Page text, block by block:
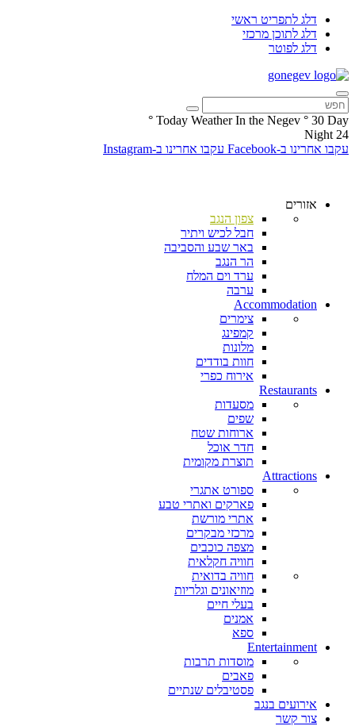
דלג לתפריט ראשי
דלג לתוכן מרכזי
דלג לפוטר
Today Weather In the Negev ° 30 Day
°
24
Night
עקבו אחרינו ב-Facebook
עקבו אחרינו ב-Instagram
אזורים
צפון הנגב
חבל לכיש ויתיר
באר שבע והסביבה
הר הנגב
ערד וים המלח
ערבה
Accommodation
צימרים
קמפינג
מלונות
חוות בודדים
אירוח כפרי
Restaurants
מסעדות
שפים
ארוחות שטח
חדר אוכל
תוצרת מקומית
Attractions
ספורט אתגרי
פארקים ואתרי טבע
אתרי מורשת
מרכזי מבקרים
מצפה כוכבים
חוויה חקלאית
חוויה בדואית
מוזיאונים וגלריות
בעלי חיים
אמנים
ספא
Entertainment
מוסדות תרבות
פאבים
פסטיבלים שנתיים
אירועים בנגב
צור קשר